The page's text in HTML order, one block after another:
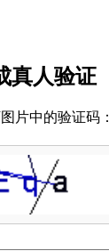
真人验证
片中的验证码：